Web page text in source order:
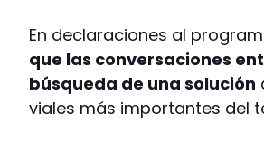
En declaraciones al
que las conversaciones
búsqueda de una solución
viales más importantes del